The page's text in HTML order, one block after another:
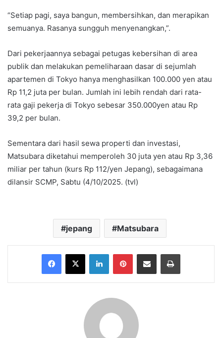
“Setiap pagi, saya bangun, membersihkan, dan merapikan
semuanya. Rasanya sungguh menyenangkan,”.
Dari pekerjaannya sebagai petugas kebersihan di area
publik dan melakukan pemeliharaan dasar di sejumlah
apartemen di Tokyo hanya menghasilkan 100.000 yen atau
Rp 11,2 juta per bulan. Jumlah ini lebih rendah dari rata-
rata gaji pekerja di Tokyo sebesar 350.000yen atau Rp
39,2 per bulan.
Sementara dari hasil sewa properti dan investasi,
Matsubara diketahui memperoleh 30 juta yen atau Rp 3,36
miliar per tahun (kurs Rp 112/yen Jepang), sebagaimana
dilansir SCMP, Sabtu (4/10/2025. (tvl)
jepang Matsubara
Facebook
X LinkedInPinterestShare via Email Print